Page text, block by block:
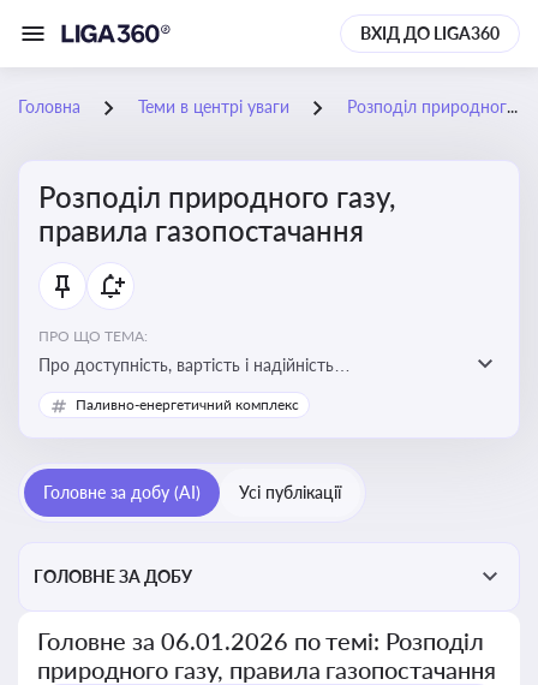
ВХІД ДО LIGA360
Головна Теми в центрі уваги Розподіл природного газу, правила газопостачання
Розподіл природного газу,
правила газопостачання
ПРО ЩО ТЕМА:
Про доступність, вартість і надійність
енергопостачання для бізнесу та вплив на економічну
стабільність
Паливно-енергетичний комплекс
Головне за добу (AI) Усі публікації
ГОЛОВНЕ ЗА ДОБУ
Головне за 06.01.2026 по темі: Розподіл
природного газу, правила газопостачання